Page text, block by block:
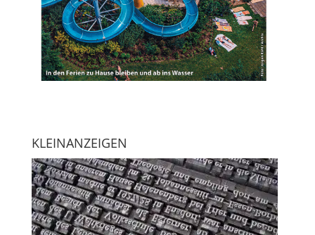
KLEINANZEIGEN